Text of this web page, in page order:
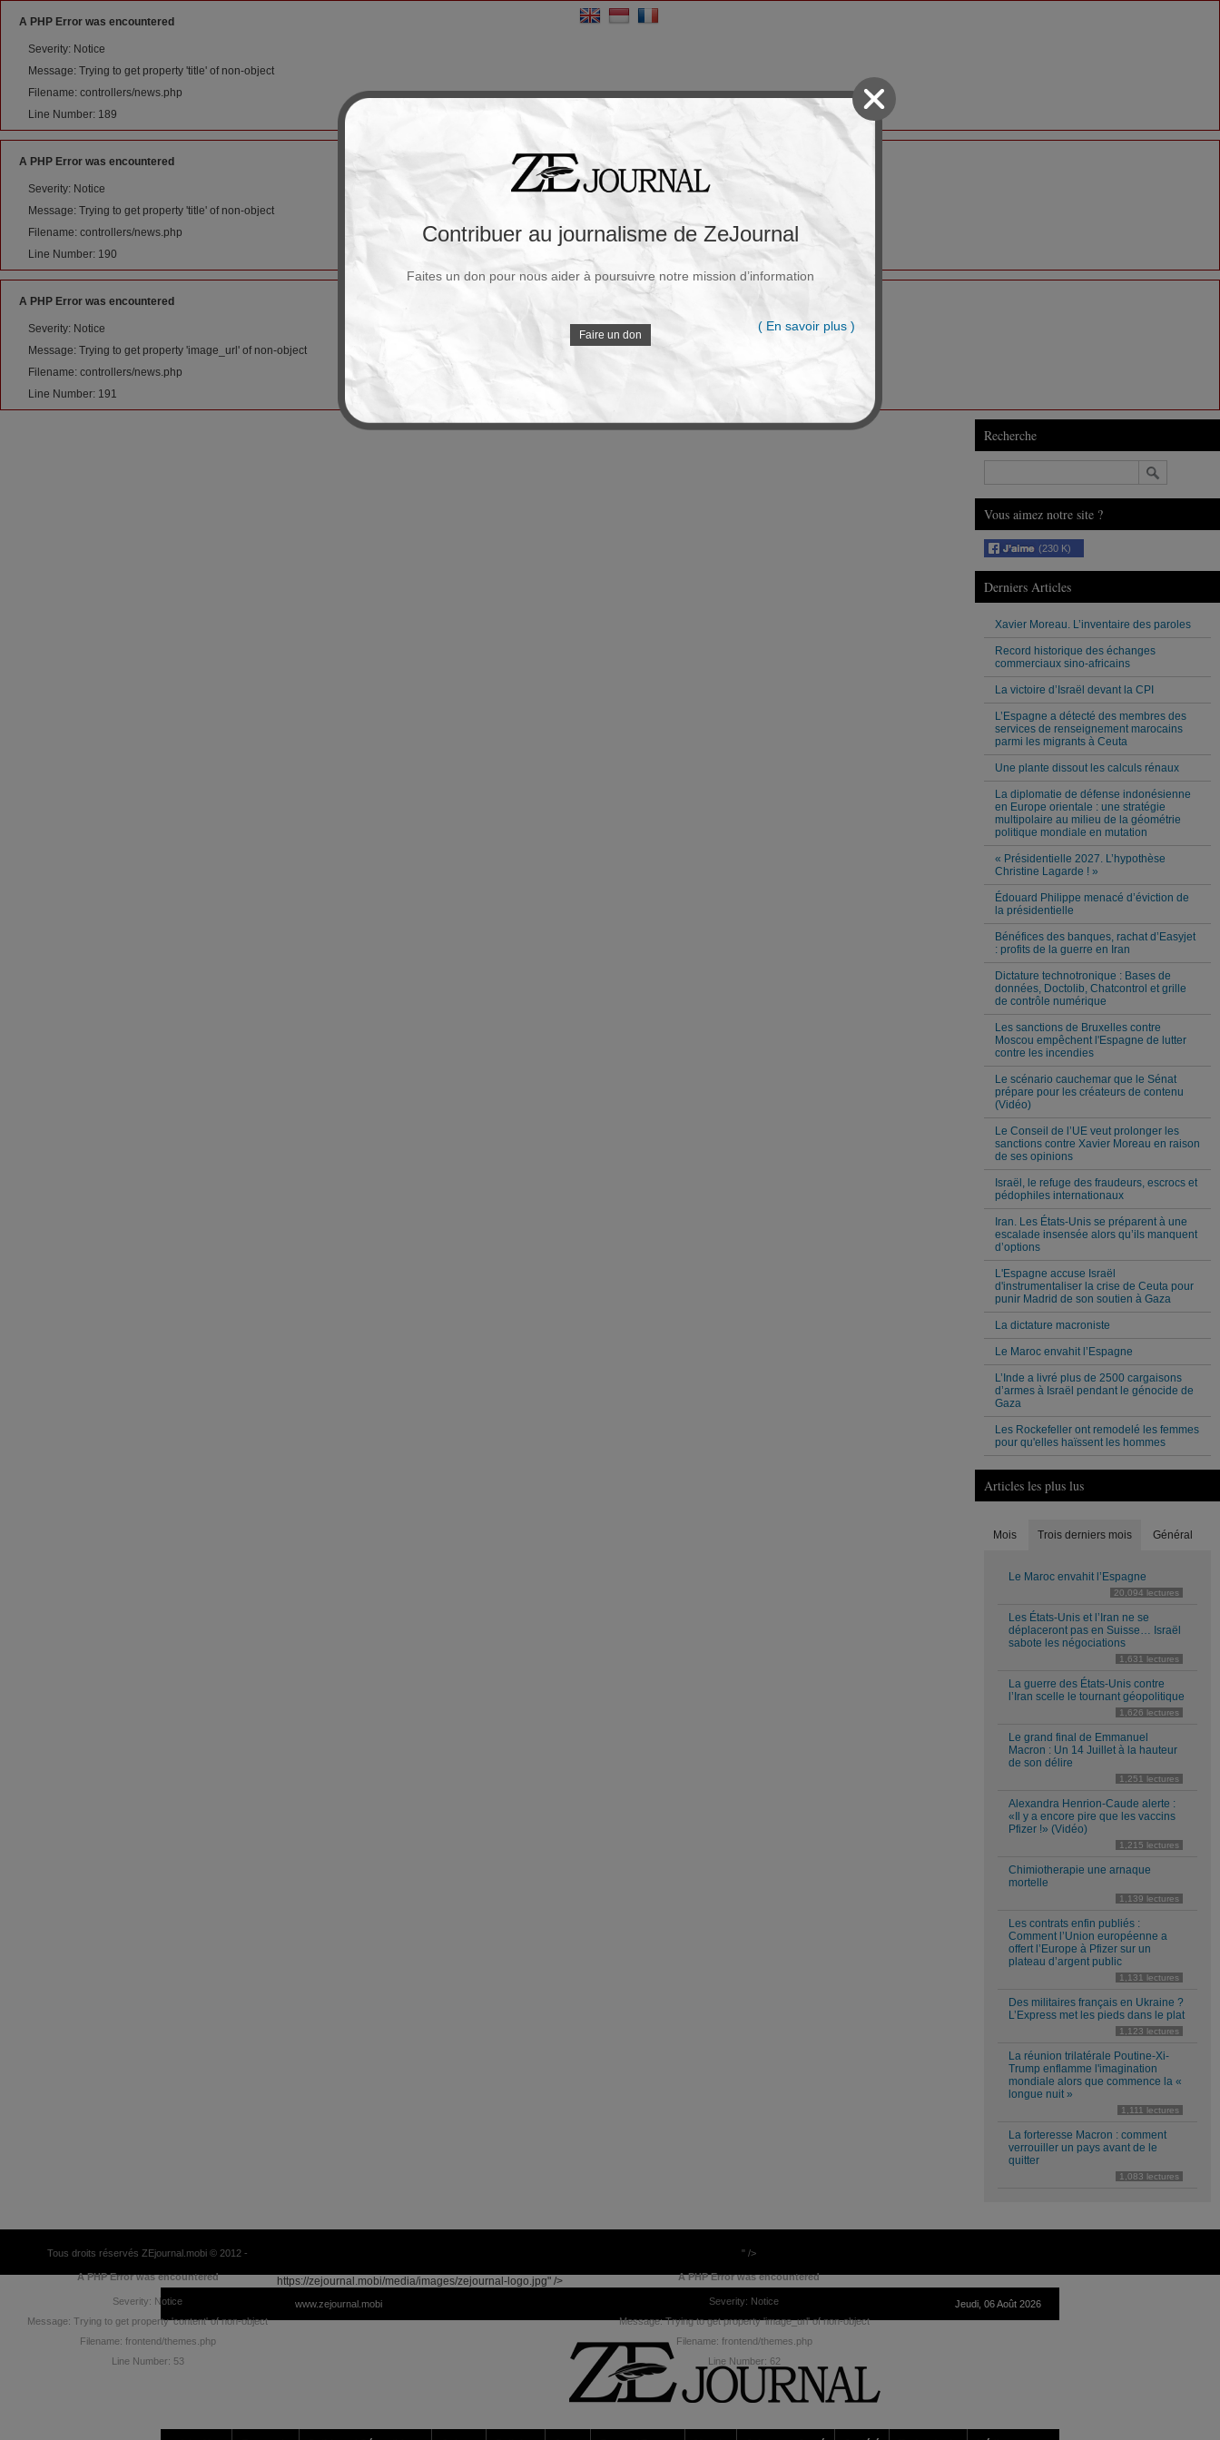
A PHP Error was encountered
Severity: Notice
Message: Trying to get property 'title' of non-object
Filename: controllers/news.php
Line Number: 189
A PHP Error was encountered
Severity: Notice
Message: Trying to get property 'title' of non-object
Filename: controllers/news.php
Line Number: 190
A PHP Error was encountered
Severity: Notice
Message: Trying to get property 'image_url' of non-object
Filename: controllers/news.php
Line Number: 191
Recherche
Vous aimez notre site ?
(230 K)
Derniers Articles
Xavier Moreau. L’inventaire des paroles
Record historique des échanges
commerciaux sino-africains
La victoire d’Israël devant la CPI
L’Espagne a détecté des membres des
services de renseignement marocains
parmi les migrants à Ceuta
Une plante dissout les calculs rénaux
La diplomatie de défense indonésienne
en Europe orientale : une stratégie
multipolaire au milieu de la géométrie
politique mondiale en mutation
« Présidentielle 2027. L’hypothèse
Christine Lagarde ! »
Édouard Philippe menacé d’éviction de
la présidentielle
Bénéfices des banques, rachat d’Easyjet
: profits de la guerre en Iran
Dictature technotronique : Bases de
données, Doctolib, Chatcontrol et grille
de contrôle numérique
Les sanctions de Bruxelles contre
Moscou empêchent l'Espagne de lutter
contre les incendies
Le scénario cauchemar que le Sénat
prépare pour les créateurs de contenu
(Vidéo)
Le Conseil de l’UE veut prolonger les
sanctions contre Xavier Moreau en raison
de ses opinions
Israël, le refuge des fraudeurs, escrocs et
pédophiles internationaux
Iran. Les États-Unis se préparent à une
escalade insensée alors qu’ils manquent
d’options
L'Espagne accuse Israël
d'instrumentaliser la crise de Ceuta pour
punir Madrid de son soutien à Gaza
La dictature macroniste
Le Maroc envahit l’Espagne
L’Inde a livré plus de 2500 cargaisons
d’armes à Israël pendant le génocide de
Gaza
Les Rockefeller ont remodelé les femmes
pour qu'elles haïssent les hommes
Articles les plus lus
Mois Trois derniers mois Général
Le Maroc envahit l’Espagne
20,094 lectures
Les États-Unis et l’Iran ne se
déplaceront pas en Suisse… Israël
sabote les négociations
1,631 lectures
La guerre des États-Unis contre
l’Iran scelle le tournant géopolitique
1,626 lectures
Le grand final de Emmanuel
Macron : Un 14 Juillet à la hauteur
de son délire
1,251 lectures
Alexandra Henrion-Caude alerte :
«Il y a encore pire que les vaccins
Pfizer !» (Vidéo)
1,215 lectures
Chimiotherapie une arnaque
mortelle
1,139 lectures
Les contrats enfin publiés :
Comment l’Union européenne a
offert l’Europe à Pfizer sur un
plateau d’argent public
1,131 lectures
Des militaires français en Ukraine ?
L’Express met les pieds dans le plat
1,123 lectures
La réunion trilatérale Poutine-Xi-
Trump enflamme l'imagination
mondiale alors que commence la «
longue nuit »
1,111 lectures
La forteresse Macron : comment
verrouiller un pays avant de le
quitter
1,083 lectures
Tous droits réservés ZEjournal.mobi © 2012 -
A PHP Error was encountered
Severity: Notice
Message: Trying to get property 'content' of non-object
Filename: frontend/themes.php
Line Number: 53
" />
A PHP Error was encountered
Severity: Notice
Message: Trying to get property 'image_url' of non-object
Filename: frontend/themes.php
Line Number: 62
https://zejournal.mobi/media/images/zejournal-logo.jpg" />
www.zejournal.mobi Jeudi, 06 Août 2026
Contribuer au journalisme de ZeJournal
Faites un don pour nous aider à poursuivre notre mission d’information
Faire un don
( En savoir plus )